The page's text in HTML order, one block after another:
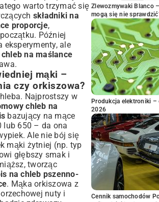
warto trzymać się
składniki na
proporcje,
Później
eksperymenty, ale
na maślance
mąki –
czy orkiszowa?
Najprostszy w
chleb na
bazujący na mące
lub 650 – da ona
Ale nie bój się
mąki żytniej (np. typ
głębszy smak i
tworząc
na chleb pszenno-
. Mąka orkiszowa z
nuty i
Zlewozmywaki Blanco
mogą się nie
Produkcja elektroniki –
2026
Cennik samochodów